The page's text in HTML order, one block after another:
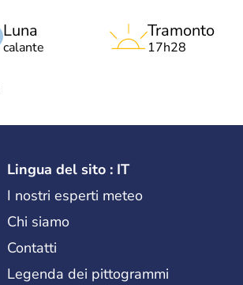
Luna
calante
Tramonto
17h28
Lingua del sito : IT
I nostri esperti meteo
Chi siamo
Contatti
Legenda dei pittogrammi